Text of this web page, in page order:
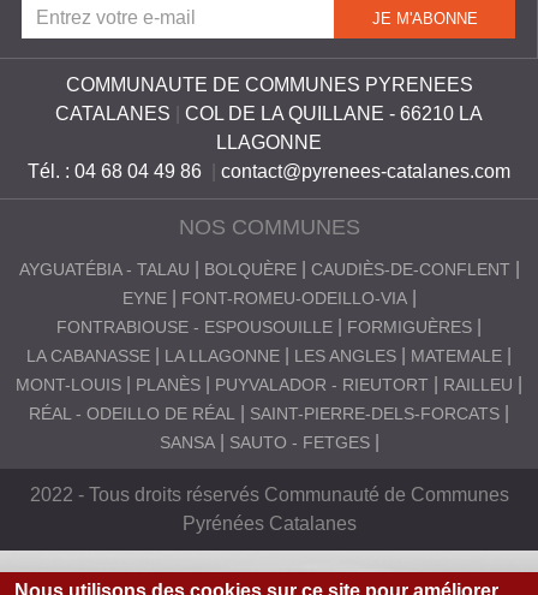
COMMUNAUTE DE COMMUNES PYRENEES
CATALANES
COL DE LA QUILLANE - 66210 LA
LLAGONNE
Tél. : 04 68 04 49 86
contact@pyrenees-catalanes.com
NOS COMMUNES
AYGUATÉBIA - TALAU BOLQUÈRE
CAUDIÈS-DE-CONFLENT
EYNE
FONT-ROMEU-ODEILLO-VIA
FONTRABIOUSE - ESPOUSOUILLE
FORMIGUÈRES
LA CABANASSE
LA LLAGONNE LES ANGLES
MATEMALE
MONT-LOUIS
PLANÈS PUYVALADOR - RIEUTORT
RAILLEU
RÉAL - ODEILLO DE RÉAL
SAINT-PIERRE-DELS-FORCATS
SANSA
SAUTO - FETGES
2022 - Tous droits réservés Communauté de Communes
Pyrénées Catalanes
Nous utilisons des cookies sur ce site pour améliorer